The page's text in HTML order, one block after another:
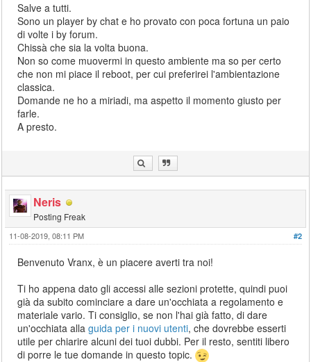
Salve a tutti.
Sono un player by chat e ho provato con poca fortuna un paio
di volte i by forum.
Chissà che sia la volta buona.
Non so come muovermi in questo ambiente ma so per certo
che non mi piace il reboot, per cui preferirei l'ambientazione
classica.
Domande ne ho a miriadi, ma aspetto il momento giusto per
farle.
A presto.
Neris
Posting Freak
#2
11-08-2019, 08:11 PM
Benvenuto Vranx, è un piacere averti tra noi!
Ti ho appena dato gli accessi alle sezioni protette, quindi puoi
già da subito cominciare a dare un'occhiata a regolamento e
materiale vario. Ti consiglio, se non l'hai già fatto, di dare
un'occhiata allaguida per i nuovi utenti, che dovrebbe esserti
utile per chiarire alcuni dei tuoi dubbi. Per il resto, sentiti libero
di porre le tue domande in questo topic.